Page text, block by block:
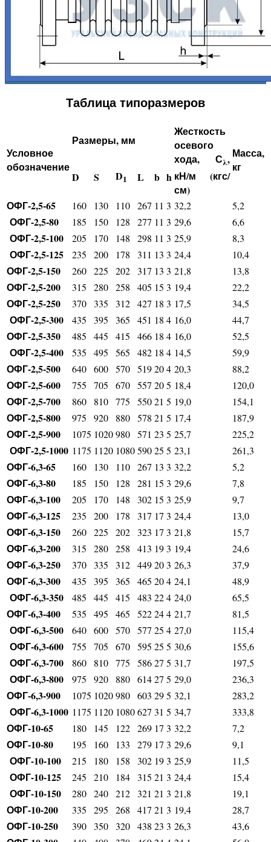
Таблица типоразмеров
Условное
обозначение
Размеры, мм
Жесткость
осевого
хода, Сλ,
кН/м (кгс/
см)
Масса,
кг
D S D1 L b h
ОФГ-2,5-65 160 130 110 267 11 3 32,2 5,2
ОФГ-2,5-80 185 150 128 277 11 3 29,6 6,6
ОФГ-2,5-100 205 170 148 298 11 3 25,9 8,3
ОФГ-2,5-125 235 200 178 311 13 3 24,4 10,4
ОФГ-2,5-150 260 225 202 317 13 3 21,8 13,8
ОФГ-2,5-200 315 280 258 405 15 3 19,4 22,2
ОФГ-2,5-250 370 335 312 427 18 3 17,5 34,5
ОФГ-2,5-300 435 395 365 451 18 4 16,0 44,7
ОФГ-2,5-350 485 445 415 466 18 4 16,0 52,5
ОФГ-2,5-400 535 495 565 482 18 4 14,5 59,9
ОФГ-2,5-500 640 600 570 519204 20,3 88,2
ОФГ-2,5-600 755 705 670 557 205 18,4 120,0
ОФГ-2,5-700 860 810 775 55021 5 19,0 154,1
ОФГ-2,5-800 975 920 880 578 21 5 17,4 187,9
ОФГ-2,5-900 1075 1020980 571 23 5 25,7 225,2
ОФГ-2,5-1000 1175 1120 108059025 5 23,1 261,3
ОФГ-6,3-65 160 130 110 267 13 3 32,2 5,2
ОФГ-6,3-80 185 150 128 281 15 3 29,6 7,8
ОФГ-6,3-100 205 170 148 302 15 3 25,9 9,7
ОФГ-6,3-125 235 200 178 317 17 3 24,4 13,0
ОФГ-6,3-150 260 225 202 323 17 3 21,8 15,7
ОФГ-6,3-200 315 280 258 413 193 19,4 24,6
ОФГ-6,3-250 370 335 312 449203 26,3 37,9
ОФГ-6,3-300 435 395 365 465 204 24,1 48,9
ОФГ-6,3-350 485 445 415 483 224 24,0 65,5
ОФГ-6,3-400 535 495 465 522244 21,7 81,5
ОФГ-6,3-500 640 600 570 577 25 4 27,0 115,4
ОФГ-6,3-600 755 705 670 595 25 5 30,6 155,6
ОФГ-6,3-700 860 810 775 58627 5 31,7 197,5
ОФГ-6,3-800 975 920 880 61427 5 29,0 236,3
ОФГ-6,3-900 1075 1020980 603 295 32,1 283,2
ОФГ-6,3-1000 1175 1120 1080627 31 5 34,7 333,8
ОФГ-10-65 180 145 122 269 17 3 32,2 7,2
ОФГ-10-80 195 160 133 279 17 3 29,6 9,1
ОФГ-10-100 215 180 158 302 193 25,9 11,5
ОФГ-10-125 245 210 184 315 21 3 24,4 15,4
ОФГ-10-150 280 240 212 321 21 3 21,8 19,1
ОФГ-10-200 335 295 268 417 21 3 19,4 28,7
ОФГ-10-250 390 350 320 438 23 3 26,3 43,6